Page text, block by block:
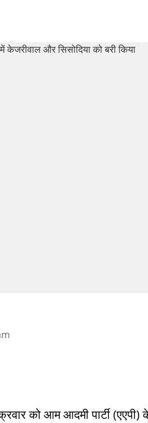
को आम आदमी पार्टी